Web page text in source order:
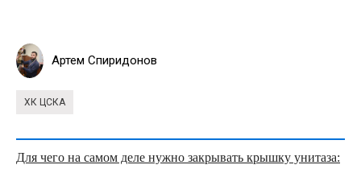
Артем Спиридонов
ХК ЦСКА
Для чего на самом деле нужно закрывать крышку унитаза: